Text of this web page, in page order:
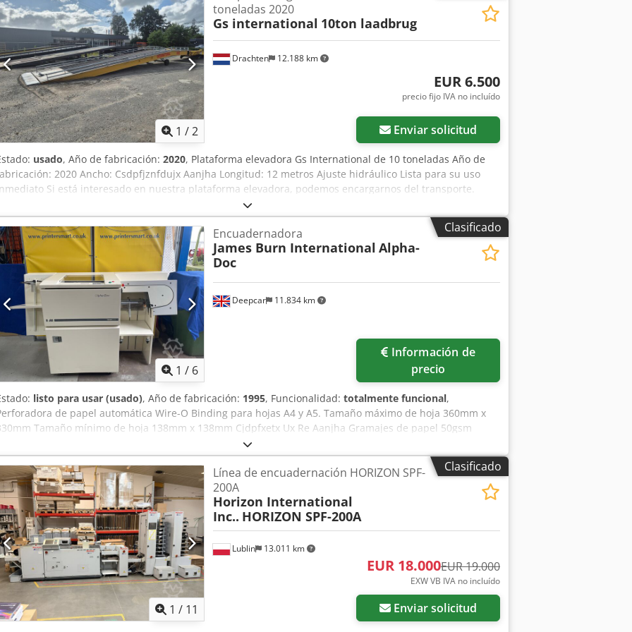
Pedir más fotos
1 /2
Drachten 12.188 km
toneladas 2020
Gs international 10ton laadbrug
EUR 6.500
precio fijo IVA no incluído
Enviar solicitud
usado, Año de fabricación: 2020, Plataforma elevadora Gs International de 10 toneladas Año de
2020 Ancho: Csdpfjznfdujx Aanjha Longitud: 12 metros Ajuste hidráulico Lista para su uso
Si está interesado en nuestra plataforma elevadora, podemos encargarnos del transporte.
Clasificado
1 / 6
Deepcar 11.834 km
Encuadernadora
James Burn International Alpha-
Doc
precio
listo para usar (usado), Año de fabricación: 1995, Funcionalidad: totalmente funcional,
de papel automática Wire-O Binding para hojas A4 y A5. Tamaño máximo de hoja 360mm x
Tamaño mínimo de hoja 138mm x 138mm Cjdpfxetx Ux Re Aanjha Gramajes de papel 50gsm
hasta 350gsm Perforación Hasta 30.000 - 40.000 hojas por hora Elevación de hoja ajustable de 0,5 mm a 1
Requisitos de alimentación 230v monofásico 50 Hz Otros estilos disponibles: es decir,
encuadernación en espiral - encuadernación en canutillo - perforación de archivos - encuadernación en
(POA)
Clasificado
1 / 11
Lublin 13.011 km
Línea de encuadernación HORIZON SPF-
200A
Horizon International
Inc.. HORIZON SPF-200A
EUR 18.000EUR 19.000
EXW VB IVA no incluído
Enviar solicitud